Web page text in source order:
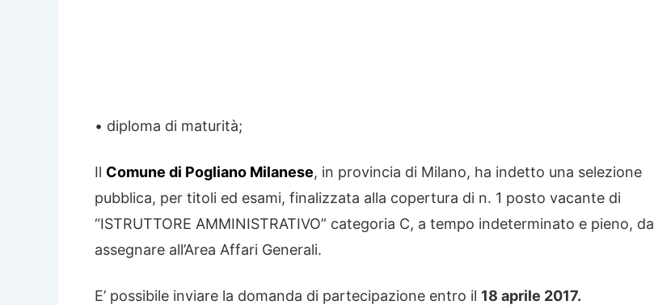
• diploma di maturità;
Il Comune di Pogliano Milanese, in provincia di Milano, ha indetto una selezione
pubblica, per titoli ed esami, finalizzata alla copertura di n. 1 posto vacante di
“ISTRUTTORE AMMINISTRATIVO” categoria C, a tempo indeterminato e pieno, da
assegnare all’Area Affari Generali.
E’ possibile inviare la domanda di partecipazione entro il 18 aprile 2017.